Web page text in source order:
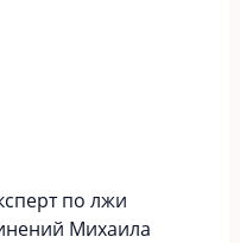
по лжи
Михаила